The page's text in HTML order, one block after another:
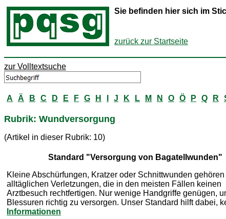
Sie befinden hier sich im
zurück zur Startseite
zur Volltextsuche
A Ä B C D E F G H J K L M N O Ö P Q R
Rubrik: Wundversorgung
(Artikel in dieser Rubrik: 10)
Standard "Versorgung von Bagatellwunden"
Kleine Abschürfungen, Kratzer oder Schnittwunden gehören
alltäglichen Verletzungen, die in den meisten Fällen keinen
Arztbesuch rechtfertigen. Nur wenige Handgriffe genügen,
Blessuren richtig zu versorgen. Unser Standard hilft dabei,
Informationen